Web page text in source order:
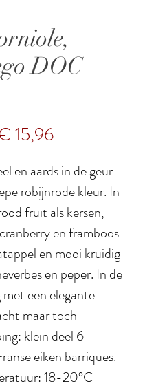
DOC
prijs
15,96Verkoopprijs
en aards in de geur
robijnrode kleur. In
fruit als kersen,
en framboos
en mooi kruidig
en peper. In de
met een elegante
maar toch
klein deel 6
eiken barriques.
18-20°C